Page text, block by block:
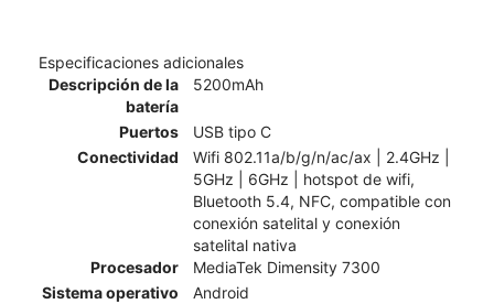
Especificaciones adicionales
Descripción de la
batería
5200mAh
Puertos
USB tipo C
Conectividad
Wifi 802.11a/b/g/n/ac/ax | 2.4GHz |
5GHz | 6GHz | hotspot de wifi,
Bluetooth 5.4, NFC, compatible con
conexión satelital y conexión
satelital nativa
Procesador
MediaTek Dimensity 7300
Sistema operativo
Android